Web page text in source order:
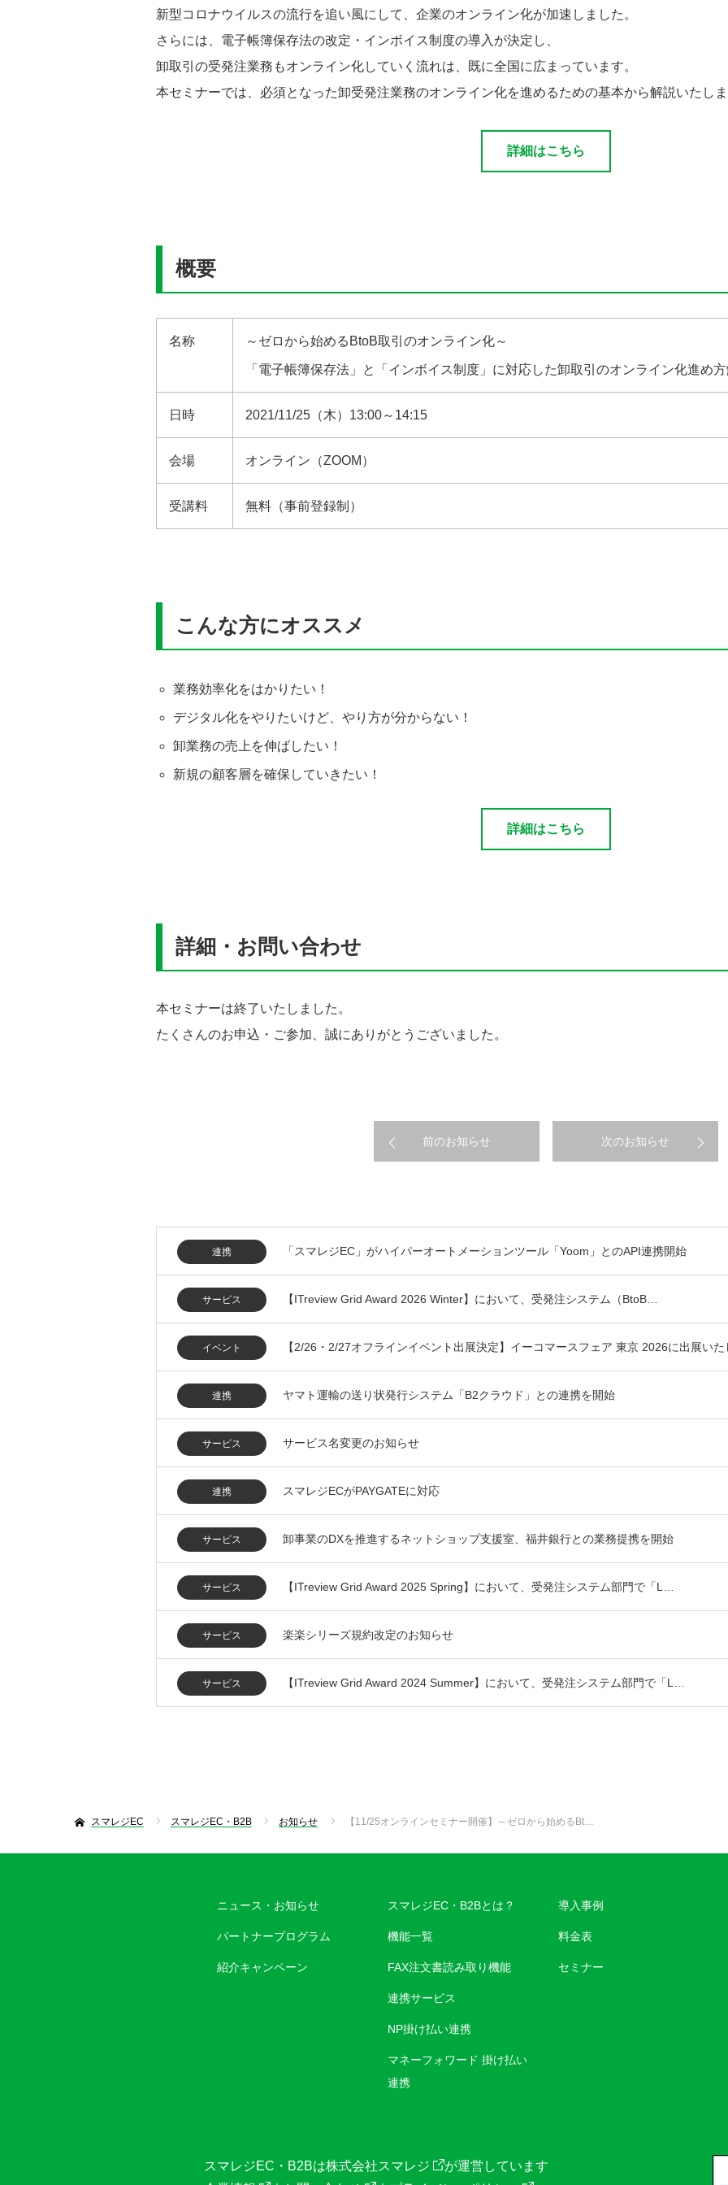
新型コロナウイルスの流行を追い風にして、企業のオンライン化が加速しました。
さらには、電子帳簿保存法の改定・インボイス制度の導入が決定し、
卸取引の受発注業務もオンライン化していく流れは、既に全国に広まっています。
本セミナーでは、必須となった卸受発注業務のオンライン化を進めるための基本から解説いたし
詳細はこちら
概要
名称 ～ゼロから始めるBtoB取引のオンライン化～
「電子帳簿保存法」と「インボイス制度」に対応した卸取引のオンライン化進め
日時 2021/11/25（木）13:00～14:15
会場 オンライン（ZOOM）
受講料 無料（事前登録制）
こんな方にオススメ
業務効率化をはかりたい！
デジタル化をやりたいけど、やり方が分からない！
卸業務の売上を伸ばしたい！
新規の顧客層を確保していきたい！
詳細はこちら
詳細・お問い合わせ
本セミナーは終了いたしました。
たくさんのお申込・ご参加、誠にありがとうございました。
前のお知らせ 次のお知らせ
連携 「スマレジEC」がハイパーオートメーションツール「Yoom」とのAPI連携開始
サービス 【ITreview Grid Award 2026 Winter】において、受発注システム（BtoB…
イベント 【2/26・2/27オフラインイベント出展決定】イーコマースフェア 東京 2026に出展いた
連携 ヤマト運輸の送り状発行システム「B2クラウド」との連携を開始
サービス サービス名変更のお知らせ
連携 スマレジECがPAYGATEに対応
サービス 卸事業のDXを推進するネットショップ支援室、福井銀行との業務提携を開始
サービス 【ITreview Grid Award 2025 Spring】において、受発注システム部門で「L…
サービス 楽楽シリーズ規約改定のお知らせ
サービス 【ITreview Grid Award 2024 Summer】において、受発注システム部門で「L…
スマレジEC スマレジEC・B2B お知らせ 【11/25オンラインセミナー開催】～ゼロから始めるBt…
ニュース・お知らせ
パートナープログラム
紹介キャンペーン
スマレジEC・B2Bとは？
機能一覧
FAX注文書読み取り機能
連携サービス
NP掛け払い連携
マネーフォワード 掛け払い
連携
導入事例
料金表
セミナー
スマレジEC・B2Bは株式会社スマレジ
が運営しています